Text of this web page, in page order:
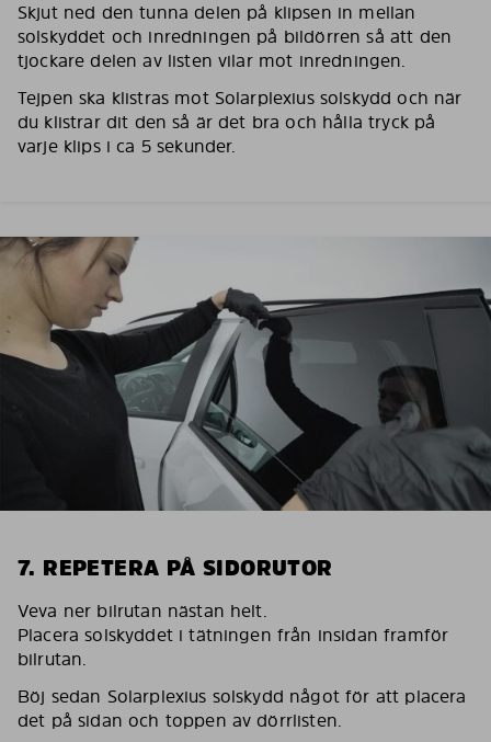
Skjut ned den tunna delen på klipsen in mellan
solskyddet och inredningen på bildörren så att den
tjockare delen av listen vilar mot inredningen.
Tejpen ska klistras mot Solarplexius solskydd och när
du klistrar dit den så är det bra och hålla tryck på
varje klips i ca 5 sekunder.
7. REPETERA PÅ SIDORUTOR
Veva ner bilrutan nästan helt.
Placera solskyddet i tätningen från insidan framför
bilrutan.
Böj sedan Solarplexius solskydd något för att placera
det på sidan och toppen av dörrlisten.